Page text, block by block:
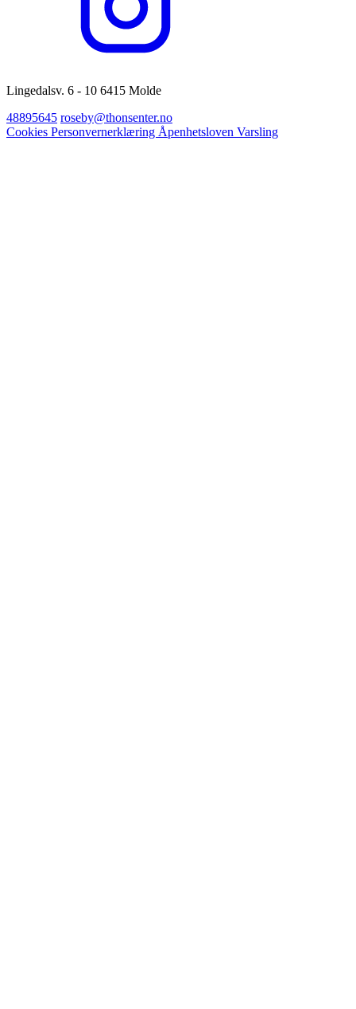
Lingedalsv. 6 - 10 6415 Molde
48895645 roseby@thonsenter.no
Cookies Personvernerklæring Åpenhetsloven Varsling